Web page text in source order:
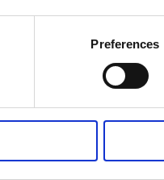
Preferences